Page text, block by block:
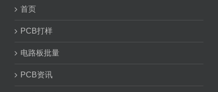
首页
PCB打样
电路板批量
PCB资讯